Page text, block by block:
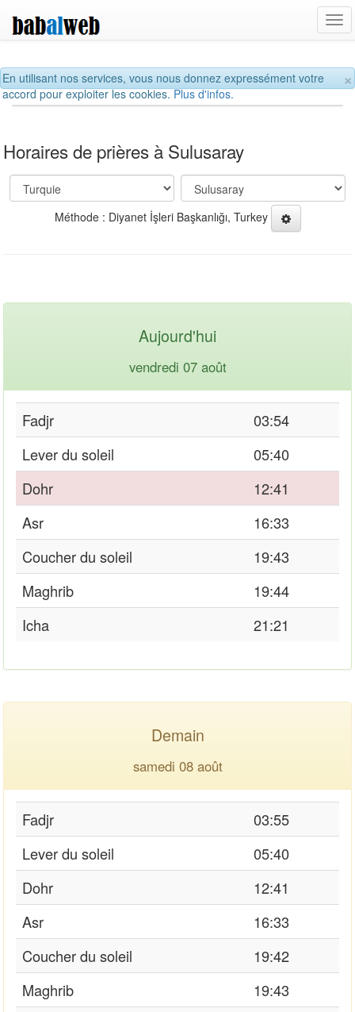
×
En utilisant nos services, vous nous donnez expressément votre
accord pour exploiter les cookies.Plus d'infos.
Horaires de prières à Sulusaray
Méthode : Diyanet İşleri Başkanlığı, Turkey
Aujourd'hui
vendredi 07 août
Fadjr
03:54
Lever du soleil
05:40
Dohr
12:41
Asr
16:33
Coucher du soleil
19:43
Maghrib
19:44
Icha
21:21
Demain
samedi 08 août
Fadjr
03:55
Lever du soleil
05:40
Dohr
12:41
Asr
16:33
Coucher du soleil
19:42
Maghrib
19:43